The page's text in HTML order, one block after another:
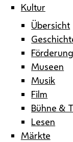
Kultur
Übersicht
Museen
Musik
Film
Bühne &
Lesen
Märkte